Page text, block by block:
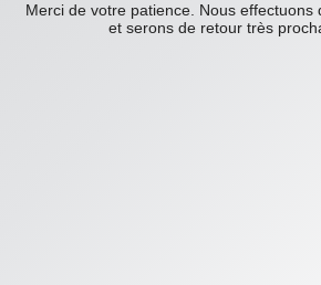
Merci de votre patience. Nous effectuons
et serons de retour très